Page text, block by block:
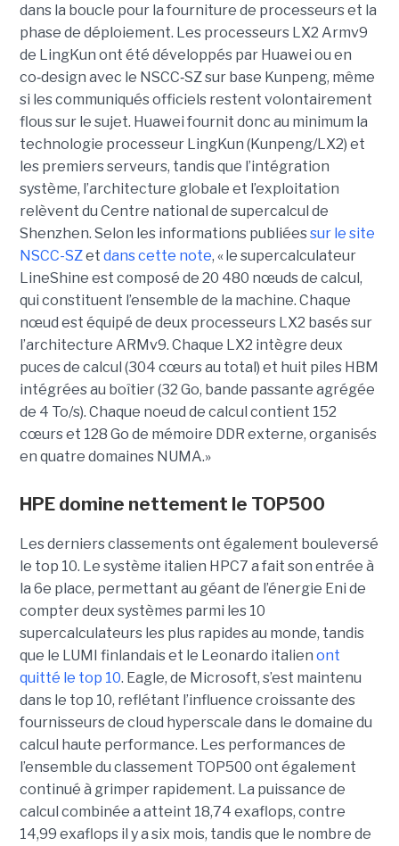
dans la boucle pour la fourniture de processeurs et la
phase de déploiement. Les processeurs LX2 Armv9
de LingKun ont été développés par Huawei ou en
co‑design avec le NSCC‑SZ sur base Kunpeng, même
si les communiqués officiels restent volontairement
flous sur le sujet. Huawei fournit donc au minimum la
technologie processeur LingKun (Kunpeng/LX2) et
les premiers serveurs, tandis que l’intégration
système, l’architecture globale et l’exploitation
relèvent du Centre national de supercalcul de
Shenzhen. Selon les informations publiéessur le site
NSCC-SZet dans cette note, « le supercalculateur
LineShine est composé de 20 480 nœuds de calcul,
qui constituent l’ensemble de la machine. Chaque
nœud est équipé de deux processeurs LX2 basés sur
l’architecture ARMv9. Chaque LX2 intègre deux
puces de calcul (304 cœurs au total) et huit piles HBM
intégrées au boîtier (32 Go, bande passante agrégée
de 4 To/s). Chaque noeud de calcul contient 152
cœurs et 128 Go de mémoire DDR externe, organisés
en quatre domaines NUMA.»
HPE domine nettement le TOP500
Les derniers classements ont également bouleversé
le top 10. Le système italien HPC7 a fait son entrée à
la 6e place, permettant au géant de l’énergie Eni de
compter deux systèmes parmi les 10
supercalculateurs les plus rapides au monde, tandis
que le LUMI finlandais et le Leonardo italien ont
quitté le top 10. Eagle, de Microsoft, s’est maintenu
dans le top 10, reflétant l’influence croissante des
fournisseurs de cloud hyperscale dans le domaine du
calcul haute performance. Les performances de
l’ensemble du classement TOP500 ont également
continué à grimper rapidement. La puissance de
calcul combinée a atteint 18,74 exaflops, contre
14,99 exaflops il y a six mois, tandis que le nombre de